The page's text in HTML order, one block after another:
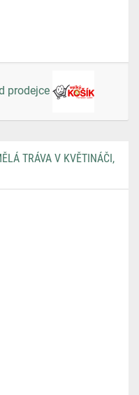
prodejce
TRÁVA V KVĚTINÁČI,